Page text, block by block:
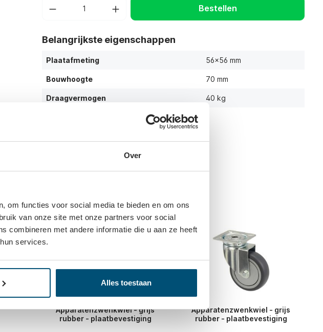
Over
om functies voor social media te bieden en om ons
van onze site met onze partners voor social
combineren met andere informatie die u aan ze heeft
services.
Alles toestaan
Bestellen
Belangrijkste eigenschappen
Plaatafmeting 56x56 mm
Bouwhoogte 70 mm
Draagvermogen 40 kg
is
Vaak samen gekocht
Apparatenzwenkwiel - grijs
rubber - plaatbevestiging
Apparatenzwenkwiel - grijs
rubber - plaatbevestiging